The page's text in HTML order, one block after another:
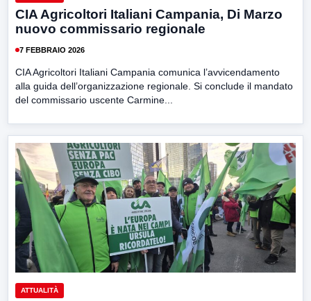
CIA Agricoltori Italiani Campania, Di Marzo
nuovo commissario regionale
7 FEBBRAIO 2026
CIA Agricoltori Italiani Campania comunica l’avvicendamento
alla guida dell’organizzazione regionale. Si conclude il mandato
del commissario uscente Carmine...
ATTUALITÀ